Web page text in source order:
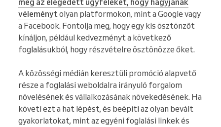
véleménytolyan platformokon, mint a Google vagy
a Facebook. Fontolja meg, hogy egy kis ösztönzőt
kínáljon, például kedvezményt a következő
foglalásukból, hogy részvételre ösztönözze őket.
A közösségi médián keresztüli promóció alapvető
része a foglalási weboldalra irányuló forgalom
növelésének és vállalkozásának növekedésének. Ha
követi ezt a hat lépést, és beépíti az olyan bevált
gyakorlatokat, mint az egyéni foglalási linkek és